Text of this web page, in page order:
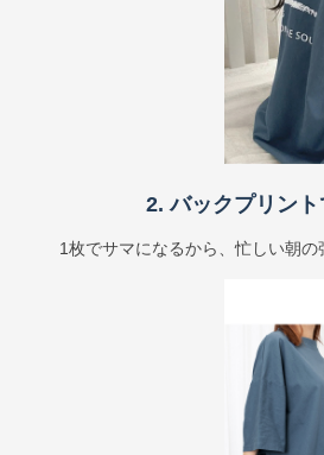
2. バックプリン
1枚でサマになるから、忙しい朝の